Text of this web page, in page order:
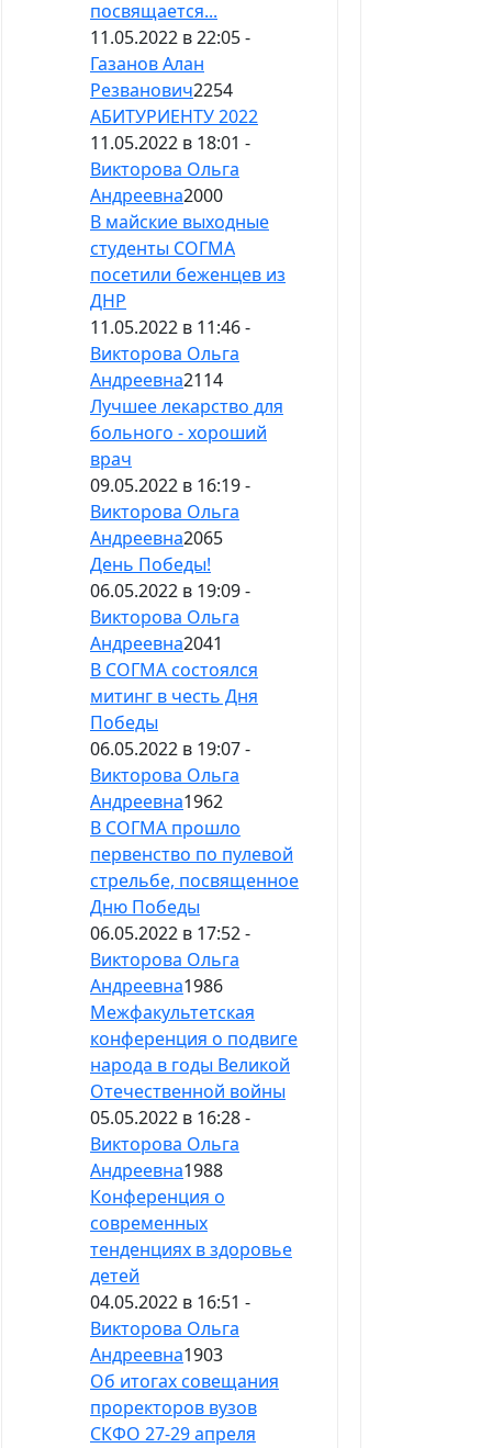
посвящается...
11.05.2022 в 22:05 -
Газанов Алан
Резванович2254
АБИТУРИЕНТУ 2022
11.05.2022 в 18:01 -
Викторова Ольга
Андреевна2000
В майские выходные
студенты СОГМА
посетили беженцев из
ДНР
11.05.2022 в 11:46 -
Викторова Ольга
Андреевна2114
Лучшее лекарство для
больного - хороший
врач
09.05.2022 в 16:19 -
Викторова Ольга
Андреевна2065
День Победы!
06.05.2022 в 19:09 -
Викторова Ольга
Андреевна2041
В СОГМА состоялся
митинг в честь Дня
Победы
06.05.2022 в 19:07 -
Викторова Ольга
Андреевна1962
В СОГМА прошло
первенство по пулевой
стрельбе, посвященное
Дню Победы
06.05.2022 в 17:52 -
Викторова Ольга
Андреевна1986
Межфакультетская
конференция о подвиге
народа в годы Великой
Отечественной войны
05.05.2022 в 16:28 -
Викторова Ольга
Андреевна1988
Конференция о
современных
тенденциях в здоровье
детей
04.05.2022 в 16:51 -
Викторова Ольга
Андреевна1903
Об итогах совещания
проректоров вузов
СКФО 27-29 апреля